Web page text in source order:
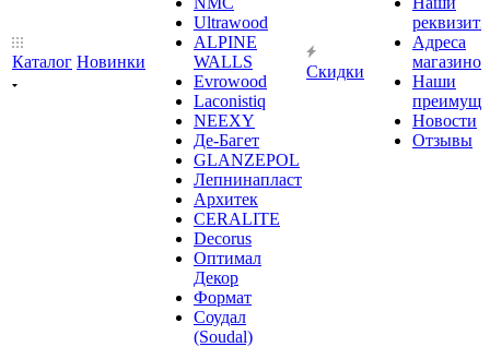
Каталог Новинки
Ultrawood
ALPINE
WALLS
Evrowood
Laconistiq
NEEXY
Де-Багет
GLANZEPOL
Лепнинапласт
Архитек
CERALITE
Decorus
Оптимал
Декор
Формат
Соудал
(Soudal)
Скидки
Адреса
магазинов
Наши
Новости
Отзывы